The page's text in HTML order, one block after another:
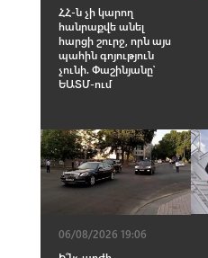
ՀՀ-ն չի կարող
հանրաքվե անել
հարցի շուրջ, որն այս
պահին գոյություն
չունի. Փաշինյանը՝
ԵԱՏՄ-ում
06/08/2026 19:06